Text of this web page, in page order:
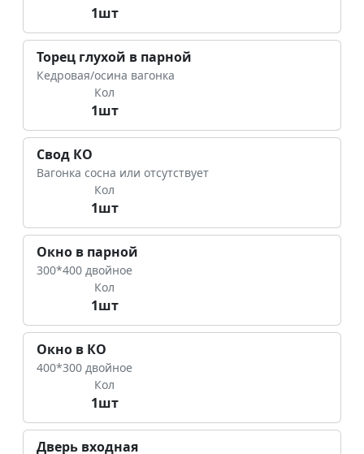
1шт
Торец глухой в парной
Кедровая/осина вагонка
Кол
1шт
Свод КО
Вагонка сосна или отсутствует
Кол
1шт
Окно в парной
300*400 двойное
Кол
1шт
Окно в КО
400*300 двойное
Кол
1шт
Дверь входная